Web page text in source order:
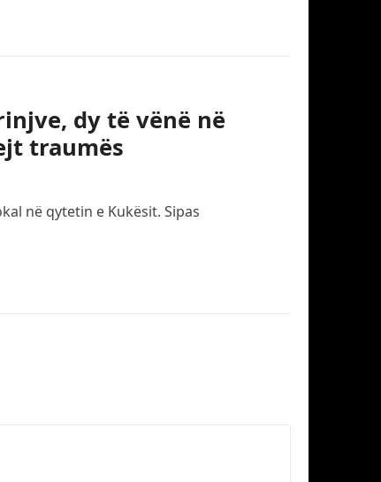
dy të vënë në
traumës
në qytetin e Kukësit. Sipas